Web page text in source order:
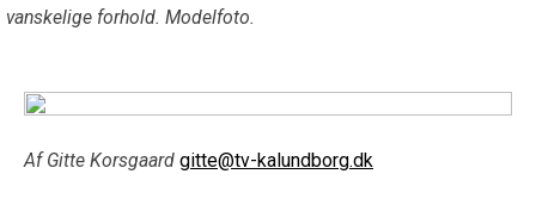
vanskelige forhold. Modelfoto.
Af Gitte Korsgaard gitte@tv-kalundborg.dk